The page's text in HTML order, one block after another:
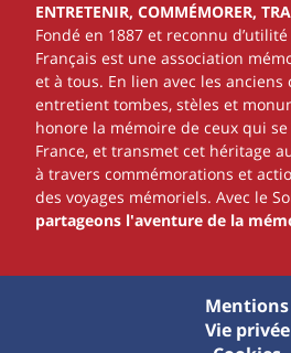
ENTRETENIR, COMMÉMORER,
Fondé en 1887 et reconnu
Français est une association
et à tous. En lien avec les anciens
entretient tombes, stèles et
honore la mémoire de ceux qui
France, et transmet cet héritage
à travers commémorations et
des voyages mémoriels. Avec le
partageons l'aventure de la
Mentions
Vie privée